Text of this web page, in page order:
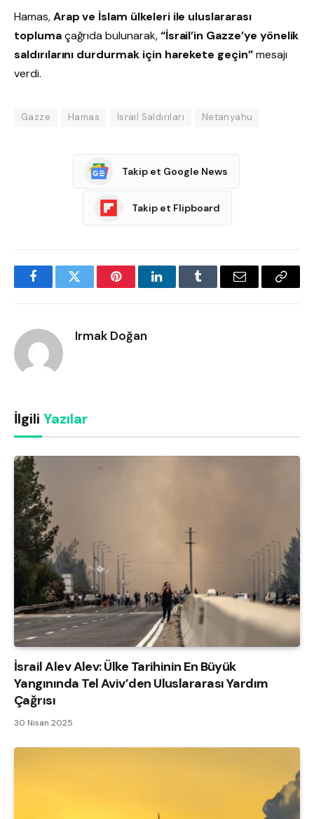
Hamas,Arap ve İslam ülkeleri ile uluslararası
toplumaçağrıda bulunarak,“İsrail’in Gazze’ye yönelik
saldırılarını durdurmak için harekete geçin”mesajı
verdi.
Gazze Hamas İsrail Saldırıları Netanyahu
Takip et Google News
Takip et Flipboard
FacebookTwitter PinterestLinkedInTumblr Email
Copy
Irmak Doğan
İlgili Yazılar
İsrail Alev Alev: Ülke Tarihinin En Büyük
Yangınında Tel Aviv’den Uluslararası Yardım
Çağrısı
30 Nisan 2025